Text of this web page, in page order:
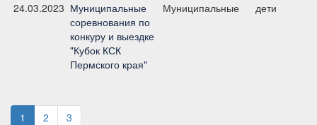
24.03.2023 Муниципальные
соревнования по
конкуру и выездке
"Кубок КСК
Пермского края"
Муниципальные дети
1 2 3